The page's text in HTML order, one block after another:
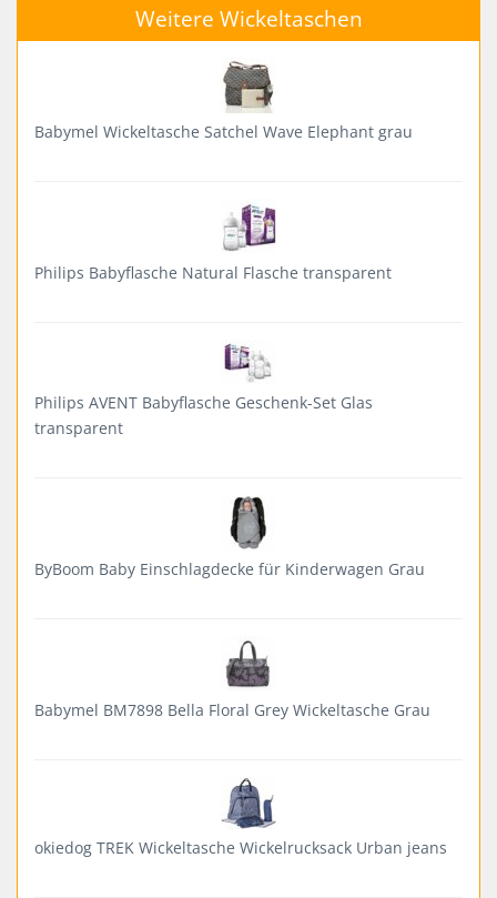
Weitere Wickeltaschen
Babymel Wickeltasche Satchel Wave Elephant grau
Philips Babyflasche Natural Flasche transparent
Philips AVENT Babyflasche Geschenk-Set Glas
transparent
ByBoom Baby Einschlagdecke für Kinderwagen Grau
Babymel BM7898 Bella Floral Grey Wickeltasche Grau
okiedog TREK Wickeltasche Wickelrucksack Urban jeans